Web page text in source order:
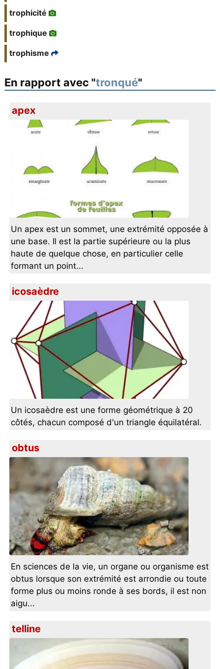
trophicité
trophique
trophisme
En rapport avec "tronqué"
apex
Un apex est un sommet, une extrémité opposée à
une base. Il est la partie supérieure ou la plus
haute de quelque chose, en particulier celle
formant un point...
icosaèdre
Un icosaèdre est une forme géométrique à 20
côtés, chacun composé d'un triangle équilatéral.
obtus
En sciences de la vie, un organe ou organisme est
obtus lorsque son extrémité est arrondie ou toute
forme plus ou moins ronde à ses bords, il est non
aigu...
telline